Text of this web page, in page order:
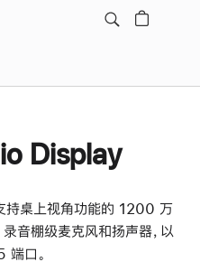
Display
持桌上视角功能的 1200 万
音棚级麦克风和扬声器，以
端口。